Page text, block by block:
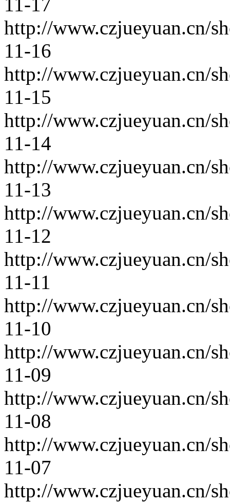
http://www.czjueyuan.cn/
11-16
http://www.czjueyuan.cn/
11-15
http://www.czjueyuan.cn/
11-14
http://www.czjueyuan.cn/
11-13
http://www.czjueyuan.cn/
11-12
http://www.czjueyuan.cn/
11-11
http://www.czjueyuan.cn/
11-10
http://www.czjueyuan.cn/
11-09
http://www.czjueyuan.cn/
11-08
http://www.czjueyuan.cn/
11-07
http://www.czjueyuan.cn/